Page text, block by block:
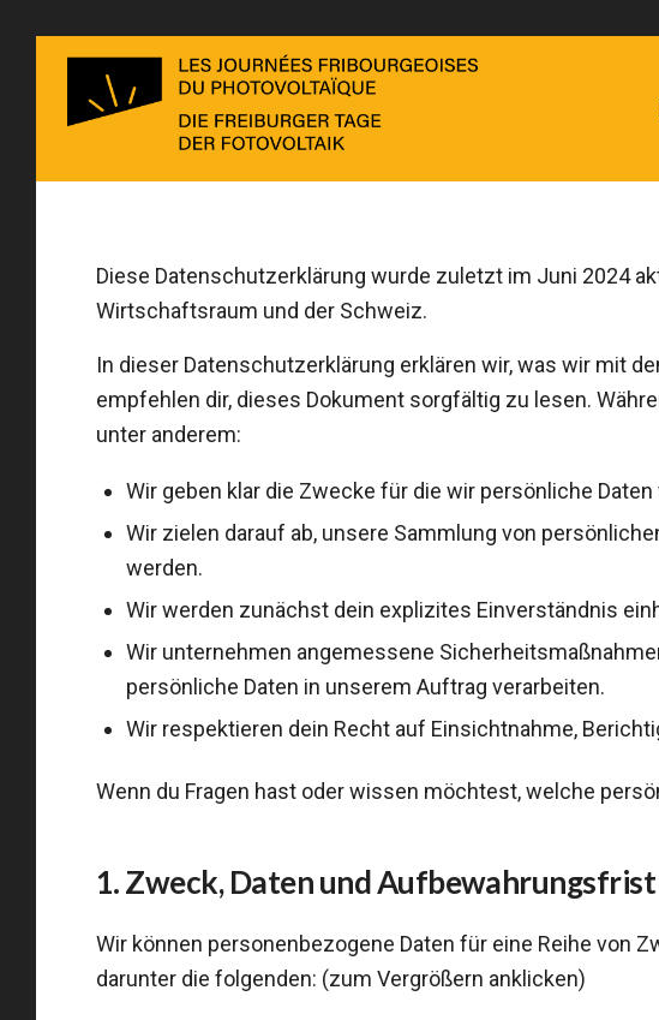
Diese Datenschutzerklärung wurde zuletzt im Juni 2024
Wirtschaftsraum und der Schweiz.
In dieser Datenschutzerklärung erklären wir, was wir mit
empfehlen dir, dieses Dokument sorgfältig zu lesen.
unter anderem:
Wir geben klar die Zwecke für die wir persönliche
Wir zielen darauf ab, unsere Sammlung von
werden.
Wir werden zunächst dein explizites Einverständnis
Wir unternehmen angemessene
persönliche Daten in unserem Auftrag verarbeiten.
Wir respektieren dein Recht auf Einsichtnahme,
Wenn du Fragen hast oder wissen möchtest, welche
1. Zweck, Daten und Aufbewahrungsfrist
Wir können personenbezogene Daten für eine Reihe von
darunter die folgenden: (zum Vergrößern anklicken)